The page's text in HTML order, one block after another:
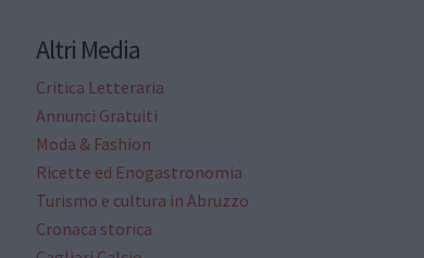
Altri Media
Critica Letteraria
Annunci Gratuiti
Moda & Fashion
Ricette ed Enogastronomia
Turismo e cultura in Abruzzo
Cronaca storica